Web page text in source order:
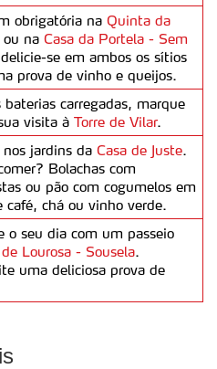
se afigure estritamente
serviços a prestar.
de certo tipo de Cookies e
ter impacto na sua
Website e nos serviços
do site.
obrigatória na Quinta da
ou na Casa da Portela - Sem
se em ambos os sítios
prova de vinho e queijos.
baterias carregadas, marque
visita à Torre de Vilar.
nos jardins da Casa de Juste
Bolachas com
ou pão com cogumelos em
café, chá ou vinho verde.
o seu dia com um passeio
Lourosa - Sousela
uma deliciosa prova de